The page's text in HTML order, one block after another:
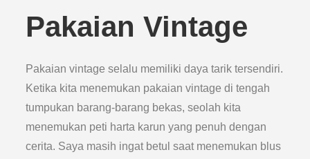
Pakaian Vintage
Pakaian vintage selalu memiliki daya tarik tersendiri.
Ketika kita menemukan pakaian vintage di tengah
tumpukan barang-barang bekas, seolah kita
menemukan peti harta karun yang penuh dengan
cerita. Saya masih ingat betul saat menemukan blus